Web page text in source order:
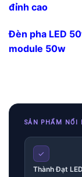
đỉnh cao
Đèn pha LED
module 50w
SẢN PHẨM NỔI
✓
Thành Đạt LED